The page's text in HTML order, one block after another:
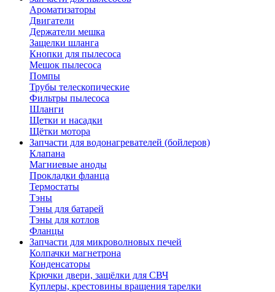
Ароматизаторы
Двигатели
Держатели мешка
Защелки шланга
Кнопки для пылесоса
Мешок пылесоса
Помпы
Трубы телескопические
Фильтры пылесоса
Шланги
Щетки и насадки
Щётки мотора
Запчасти для водонагревателей (бойлеров)
Клапана
Магниевые аноды
Прокладки фланца
Термостаты
Тэны
Тэны для батарей
Тэны для котлов
Фланцы
Запчасти для микроволновых печей
Колпачки магнетрона
Конденсаторы
Крючки двери, защёлки для СВЧ
Куплеры, крестовины вращения тарелки